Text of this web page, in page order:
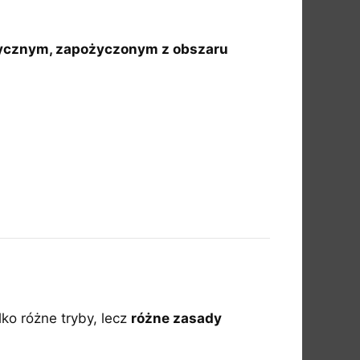
zapożyczonym z obszaru
różne tryby, lecz różne zasady